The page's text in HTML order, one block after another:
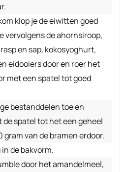
klop je de eiwitten goed
vervolgens de ahornsiroop,
en sap, kokosyoghurt,
eidooiers door en roer het
met een spatel tot goed
bestanddelen toe en
spatel tot het een geheel
gram van de bramen erdoor.
de bakvorm.
door het amandelmeel,